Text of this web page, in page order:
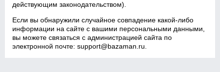
действующим законодательством).
Если вы обнаружили случайное совпадение какой‑либо
информации на сайте с вашими персональными данными,
вы можете связаться с администрацией сайта по
электронной почте:support@bazaman.ru